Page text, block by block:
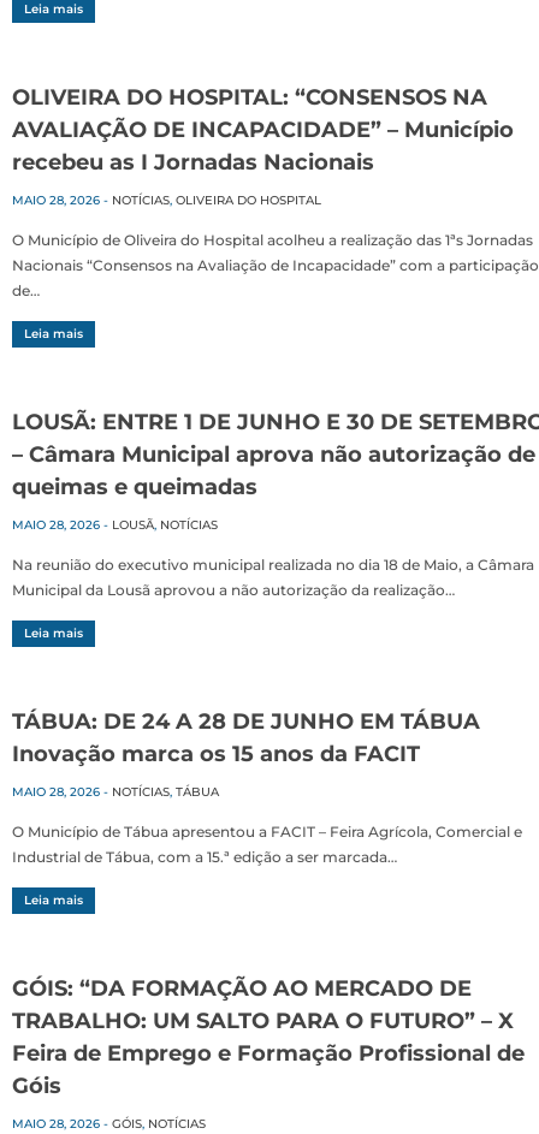
Leia mais
OLIVEIRA DO HOSPITAL: “CONSENSOS NA
AVALIAÇÃO DE INCAPACIDADE” – Município
recebeu as I Jornadas Nacionais
MAIO 28, 2026 - NOTÍCIAS, OLIVEIRA DO HOSPITAL
O Município de Oliveira do Hospital acolheu a realização das 1ªs Jornadas
Nacionais “Consensos na Avaliação de Incapacidade” com a participação
de…
Leia mais
LOUSÃ: ENTRE 1 DE JUNHO E 30 DE
– Câmara Municipal aprova não autorização de
queimas e queimadas
MAIO 28, 2026 - LOUSÃ, NOTÍCIAS
Na reunião do executivo municipal realizada no dia 18 de Maio, a Câmara
Municipal da Lousã aprovou a não autorização da realização…
Leia mais
TÁBUA: DE 24 A 28 DE JUNHO EM TÁBUA
Inovação marca os 15 anos da FACIT
MAIO 28, 2026 - NOTÍCIAS, TÁBUA
O Município de Tábua apresentou a FACIT – Feira Agrícola, Comercial e
Industrial de Tábua, com a 15.ª edição a ser marcada…
Leia mais
GÓIS: “DA FORMAÇÃO AO MERCADO DE
TRABALHO: UM SALTO PARA O FUTURO” – X
Feira de Emprego e Formação Profissional de
Góis
MAIO 28, 2026 - GÓIS, NOTÍCIAS